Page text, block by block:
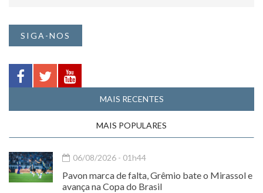
SIGA-NOS
MAIS RECENTES
MAIS POPULARES
06/08/2026 - 01h44
Pavon marca de falta, Grêmio bate o Mirassol e
avança na Copa do Brasil